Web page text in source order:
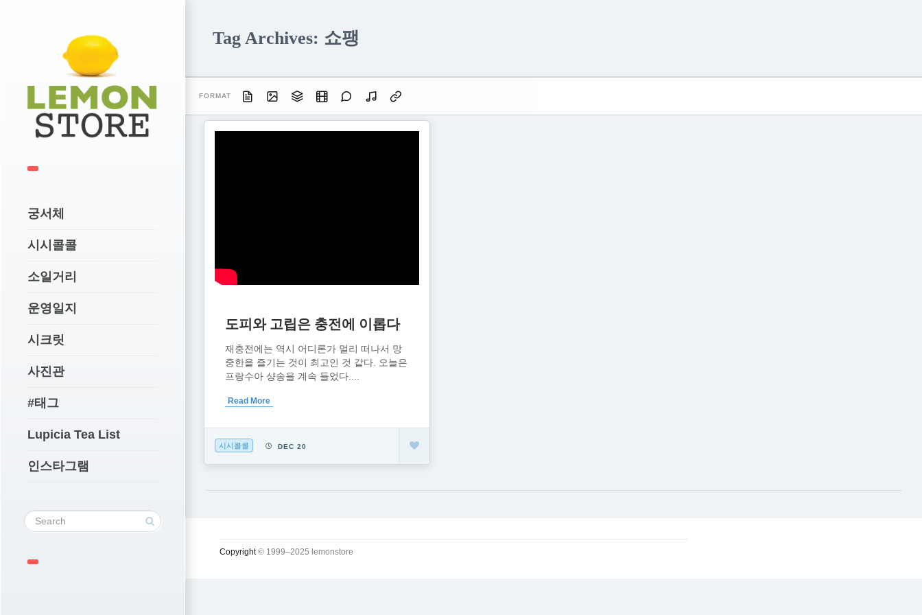
궁서체
시시콜콜
소일거리
운영일지
시크릿
사진관
#태그
Lupicia Tea List
인스타그램
Tag Archives: 쇼팽
FORMAT
도피와 고립은 충전에 이롭다
재충전에는 역시 어디론가 멀리 떠나서 망
중한을 즐기는 것이 최고인 것 같다. 오늘은
프랑수아 샹송을 계속 들었다....
Read More
시시콜콜 DEC 20
Copyright© 1999–2025 lemonstore